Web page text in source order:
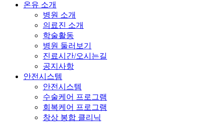
온유 소개
병원 소개
의료진 소개
학술활동
병원 둘러보기
진료시간/오시는길
공지사항
안전시스템
안전시스템
수술케어 프로그램
회복케어 프로그램
창상 봉합 클리닉